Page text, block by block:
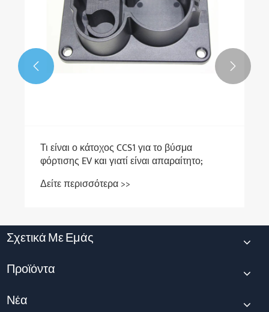
Τι είναι ο κάτοχος CCS1 για το βύσμα
φόρτισης EV και γιατί είναι απαραίτητο;
Δείτε περισσότερα >>
 
Σχετικά Με Εμάς
Προϊόντα
Νέα